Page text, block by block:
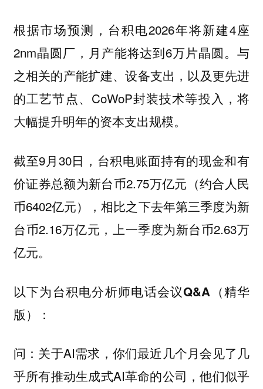
根据市场预测，台积电2026年将新建4座
2nm晶圆厂，月产能将达到6万片晶圆。与
之相关的产能扩建、设备支出，以及更先进
的工艺节点、CoWoP封装技术等投入，将
大幅提升明年的资本支出规模。
截至9月30日，台积电账面持有的现金和有
价证券总额为新台币2.75万亿元（约合人民
币6402亿元），相比之下去年第三季度为新
台币2.16万亿元，上一季度为新台币2.63万
亿元。
以下为台积电分析师电话会议Q&A（精华
版）：
问： 关于AI需求，你们最近几个月会见了几
乎所有推动生成式AI革命的公司，他们似乎